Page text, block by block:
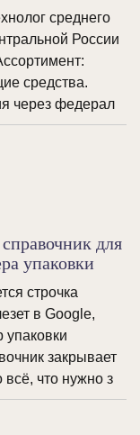
среднего
России
средства.
через федерал
для
упаковки
строчка
в Google,
упаковки
закрывает
всё, что нужно з